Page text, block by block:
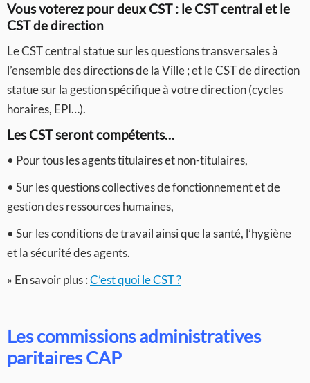
Vous voterez pour deux CST : le CST central et le
CST de direction
Le CST central statue sur les questions transversales à
l’ensemble des directions de la Ville ; et le CST de direction
statue sur la gestion spécifique à votre direction (cycles
horaires, EPI…).
Les CST seront compétents…
• Pour tous les agents titulaires et non-titulaires,
• Sur les questions collectives de fonctionnement et de
gestion des ressources humaines,
• Sur les conditions de travail ainsi que la santé, l’hygiène
et la sécurité des agents.
» En savoir plus :C’est quoi le CST ?
Les commissions administratives
paritaires CAP